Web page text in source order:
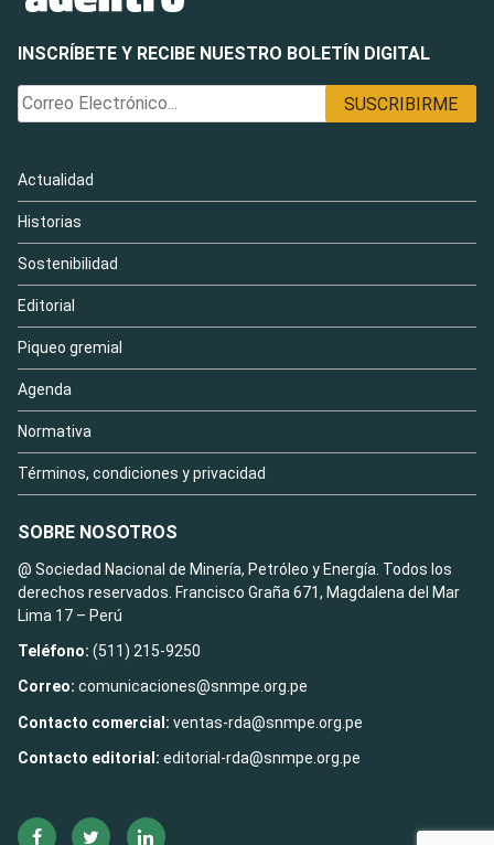
INSCRÍBETE Y RECIBE NUESTRO BOLETÍN DIGITAL
Actualidad
Historias
Sostenibilidad
Editorial
Piqueo gremial
Agenda
Normativa
Términos, condiciones y privacidad
SOBRE NOSOTROS
@ Sociedad Nacional de Minería, Petróleo y Energía. Todos los
derechos reservados. Francisco Graña 671, Magdalena del Mar
Lima 17 – Perú
Teléfono: (511) 215-9250
Correo: comunicaciones@snmpe.org.pe
Contacto comercial: ventas-rda@snmpe.org.pe
Contacto editorial: editorial-rda@snmpe.org.pe